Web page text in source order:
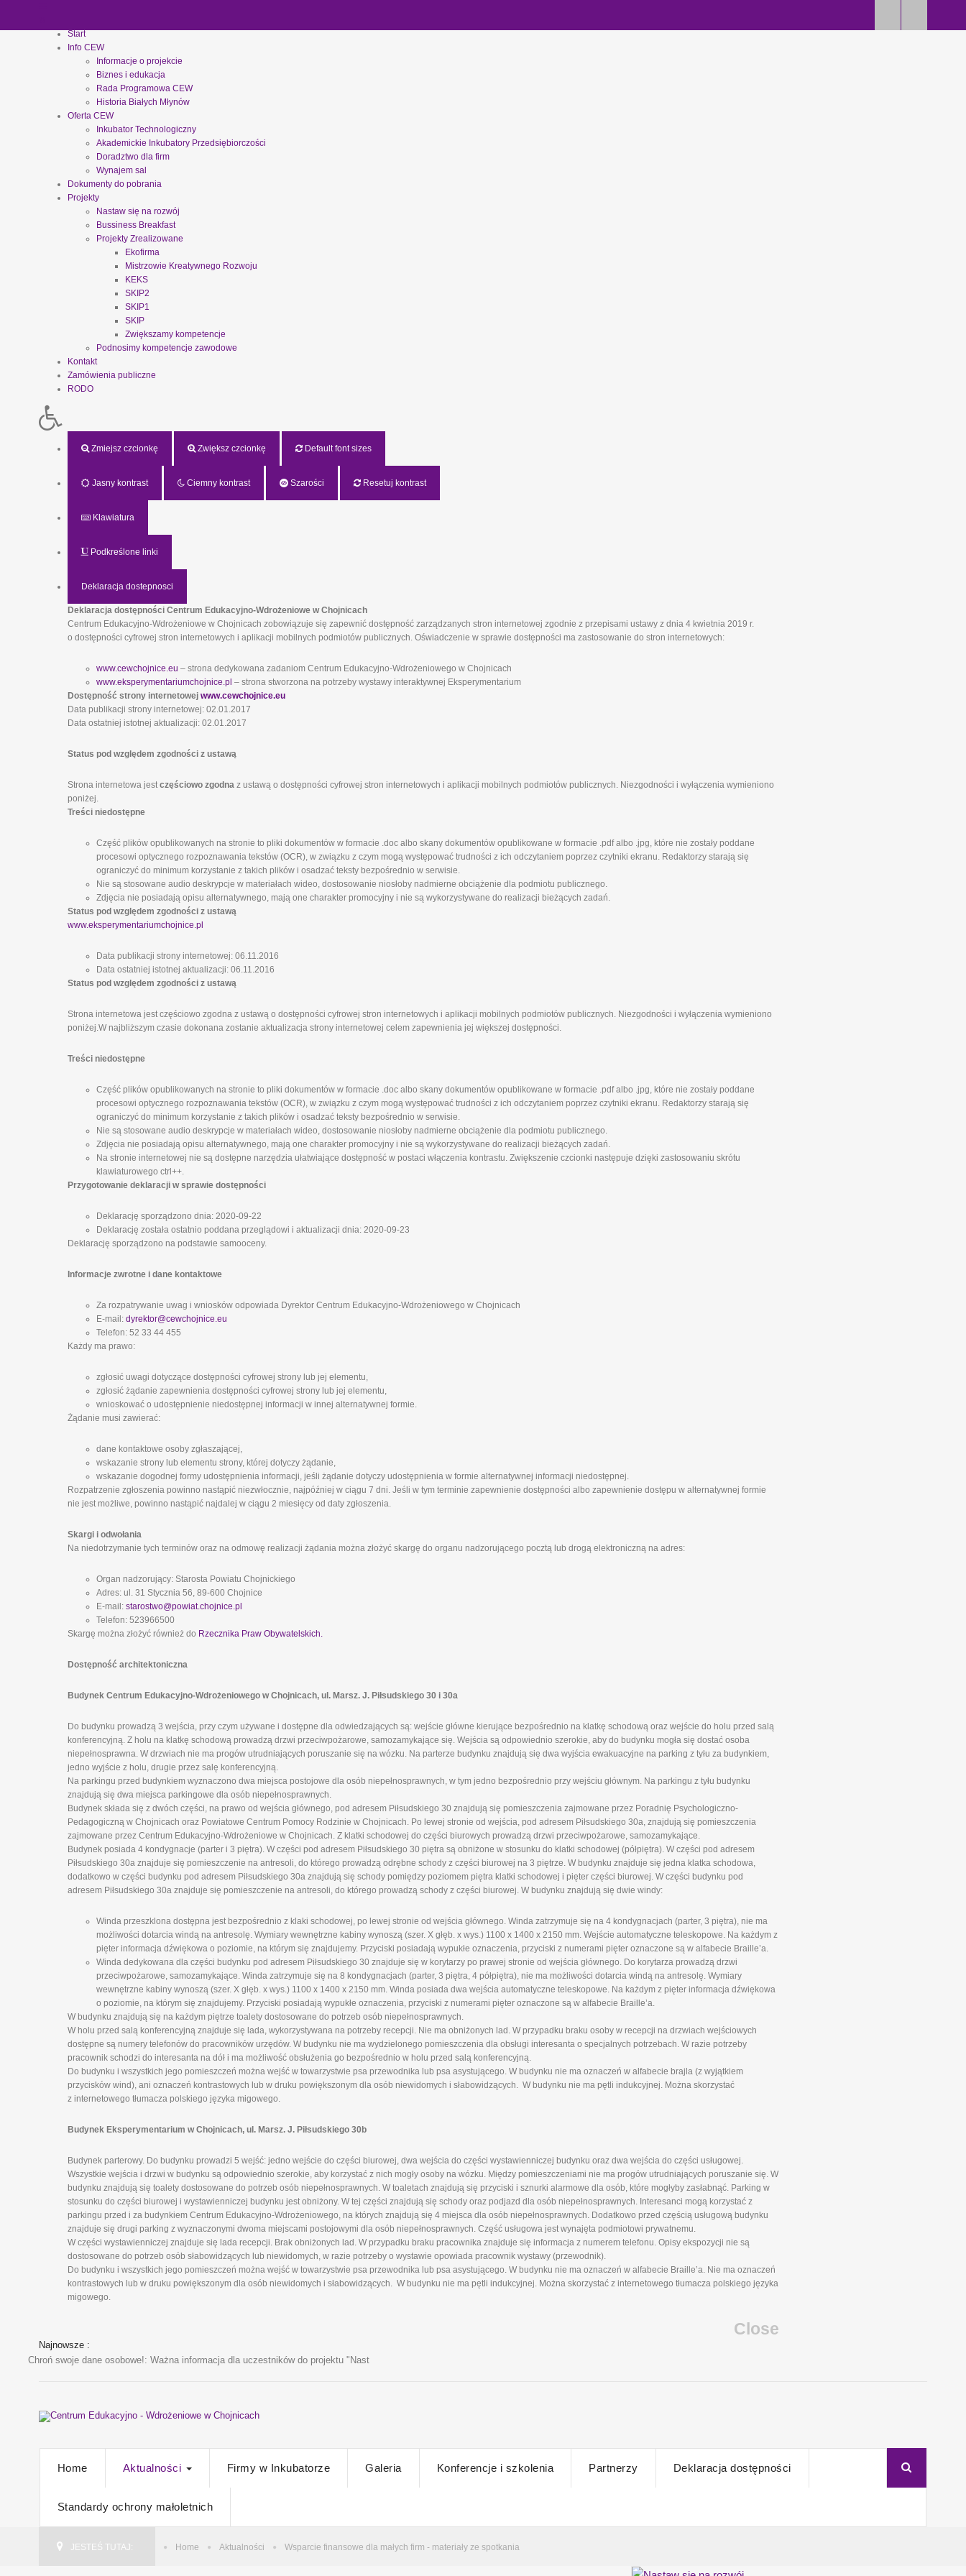
Start
Info CEW
Informacje o projekcie
Biznes i edukacja
Rada Programowa CEW
Historia Białych Młynów
Oferta CEW
Inkubator Technologiczny
Akademickie Inkubatory Przedsiębiorczości
Doradztwo dla firm
Wynajem sal
Dokumenty do pobrania
Projekty
Nastaw się na rozwój
Bussiness Breakfast
Projekty Zrealizowane
Ekofirma
Mistrzowie Kreatywnego Rozwoju
KEKS
SKIP2
SKIP1
SKIP
Zwiększamy kompetencje
Podnosimy kompetencje zawodowe
Kontakt
Zamówienia publiczne
RODO
Zmiejsz czcionkę Zwiększ czcionkę Default font sizes
Jasny kontrast Ciemny kontrast Szarości Resetuj kontrast
Klawiatura
Podkreślone linki
Deklaracja dostepnosci
Deklaracja dostępności Centrum Edukacyjno-Wdrożeniowe w Chojnicach
Centrum Edukacyjno-Wdrożeniowe w Chojnicach zobowiązuje się zapewnić dostępność zarządzanych stron internetowej zgodnie z przepisami ustawy z dnia 4 kwietnia 2019 r.
o dostępności cyfrowej stron internetowych i aplikacji mobilnych podmiotów publicznych. Oświadczenie w sprawie dostępności ma zastosowanie do stron internetowych:
www.cewchojnice.eu – strona dedykowana zadaniom Centrum Edukacyjno-Wdrożeniowego w Chojnicach
www.eksperymentariumchojnice.pl – strona stworzona na potrzeby wystawy interaktywnej Eksperymentarium
Dostępność strony internetowej www.cewchojnice.eu
Data publikacji strony internetowej: 02.01.2017
Data ostatniej istotnej aktualizacji: 02.01.2017
Status pod względem zgodności z ustawą
Strona internetowa jestczęściowo zgodnaz ustawą o dostępności cyfrowej stron internetowych i aplikacji mobilnych podmiotów publicznych. Niezgodności i wyłączenia wymieniono
poniżej.
Treści niedostępne
Część plików opublikowanych na stronie to pliki dokumentów w formacie .doc albo skany dokumentów opublikowane w formacie .pdf albo .jpg, które nie zostały poddane
procesowi optycznego rozpoznawania tekstów (OCR), w związku z czym mogą występować trudności z ich odczytaniem poprzez czytniki ekranu. Redaktorzy starają się
ograniczyć do minimum korzystanie z takich plików i osadzać teksty bezpośrednio w serwisie.
Nie są stosowane audio deskrypcje w materiałach wideo, dostosowanie niosłoby nadmierne obciążenie dla podmiotu publicznego.
Zdjęcia nie posiadają opisu alternatywnego, mają one charakter promocyjny i nie są wykorzystywane do realizacji bieżących zadań.
Status pod względem zgodności z ustawą
www.eksperymentariumchojnice.pl
Data publikacji strony internetowej: 06.11.2016
Data ostatniej istotnej aktualizacji: 06.11.2016
Status pod względem zgodności z ustawą
Strona internetowa jest częściowo zgodna z ustawą o dostępności cyfrowej stron internetowych i aplikacji mobilnych podmiotów publicznych. Niezgodności i wyłączenia wymieniono
poniżej.W najbliższym czasie dokonana zostanie aktualizacja strony internetowej celem zapewnienia jej większej dostępności.
Treści niedostępne
Część plików opublikowanych na stronie to pliki dokumentów w formacie .doc albo skany dokumentów opublikowane w formacie .pdf albo .jpg, które nie zostały poddane
procesowi optycznego rozpoznawania tekstów (OCR), w związku z czym mogą występować trudności z ich odczytaniem poprzez czytniki ekranu. Redaktorzy starają się
ograniczyć do minimum korzystanie z takich plików i osadzać teksty bezpośrednio w serwisie.
Nie są stosowane audio deskrypcje w materiałach wideo, dostosowanie niosłoby nadmierne obciążenie dla podmiotu publicznego.
Zdjęcia nie posiadają opisu alternatywnego, mają one charakter promocyjny i nie są wykorzystywane do realizacji bieżących zadań.
Na stronie internetowej nie są dostępne narzędzia ułatwiające dostępność w postaci włączenia kontrastu. Zwiększenie czcionki następuje dzięki zastosowaniu skrótu
klawiaturowego ctrl++.
Przygotowanie deklaracji w sprawie dostępności
Deklarację sporządzono dnia: 2020-09-22
Deklarację została ostatnio poddana przeglądowi i aktualizacji dnia: 2020-09-23
Deklarację sporządzono na podstawie samooceny.
Informacje zwrotne i dane kontaktowe
Za rozpatrywanie uwag i wniosków odpowiada Dyrektor Centrum Edukacyjno-Wdrożeniowego w Chojnicach
E-mail: dyrektor@cewchojnice.eu
Telefon: 52 33 44 455
Każdy ma prawo:
zgłosić uwagi dotyczące dostępności cyfrowej strony lub jej elementu,
zgłosić żądanie zapewnienia dostępności cyfrowej strony lub jej elementu,
wnioskować o udostępnienie niedostępnej informacji w innej alternatywnej formie.
Żądanie musi zawierać:
dane kontaktowe osoby zgłaszającej,
wskazanie strony lub elementu strony, której dotyczy żądanie,
wskazanie dogodnej formy udostępnienia informacji, jeśli żądanie dotyczy udostępnienia w formie alternatywnej informacji niedostępnej.
Rozpatrzenie zgłoszenia powinno nastąpić niezwłocznie, najpóźniej w ciągu 7 dni. Jeśli w tym terminie zapewnienie dostępności albo zapewnienie dostępu w alternatywnej formie
nie jest możliwe, powinno nastąpić najdalej w ciągu 2 miesięcy od daty zgłoszenia.
Skargi i odwołania
Na niedotrzymanie tych terminów oraz na odmowę realizacji żądania można złożyć skargę do organu nadzorującego pocztą lub drogą elektroniczną na adres:
Organ nadzorujący: Starosta Powiatu Chojnickiego
Adres: ul. 31 Stycznia 56, 89-600 Chojnice
E-mail: starostwo@powiat.chojnice.pl
Telefon: 523966500
Skargę można złożyć również do Rzecznika Praw Obywatelskich.
Dostępność architektoniczna
Budynek Centrum Edukacyjno-Wdrożeniowego w Chojnicach, ul. Marsz. J. Piłsudskiego 30 i 30a
Do budynku prowadzą 3 wejścia, przy czym używane i dostępne dla odwiedzających są: wejście główne kierujące bezpośrednio na klatkę schodową oraz wejście do holu przed salą
konferencyjną. Z holu na klatkę schodową prowadzą drzwi przeciwpożarowe, samozamykające się. Wejścia są odpowiednio szerokie, aby do budynku mogła się dostać osoba
niepełnosprawna. W drzwiach nie ma progów utrudniających poruszanie się na wózku. Na parterze budynku znajdują się dwa wyjścia ewakuacyjne na parking z tyłu za budynkiem,
jedno wyjście z holu, drugie przez salę konferencyjną.
Na parkingu przed budynkiem wyznaczono dwa miejsca postojowe dla osób niepełnosprawnych, w tym jedno bezpośrednio przy wejściu głównym. Na parkingu z tyłu budynku
znajdują się dwa miejsca parkingowe dla osób niepełnosprawnych.
Budynek składa się z dwóch części, na prawo od wejścia głównego, pod adresem Piłsudskiego 30 znajdują się pomieszczenia zajmowane przez Poradnię Psychologiczno-
Pedagogiczną w Chojnicach oraz Powiatowe Centrum Pomocy Rodzinie w Chojnicach. Po lewej stronie od wejścia, pod adresem Piłsudskiego 30a, znajdują się pomieszczenia
zajmowane przez Centrum Edukacyjno-Wdrożeniowe w Chojnicach. Z klatki schodowej do części biurowych prowadzą drzwi przeciwpożarowe, samozamykające.
Budynek posiada 4 kondygnacje (parter i 3 piętra). W części pod adresem Piłsudskiego 30 piętra są obniżone w stosunku do klatki schodowej (półpiętra). W części pod adresem
Piłsudskiego 30a znajduje się pomieszczenie na antresoli, do którego prowadzą odrębne schody z części biurowej na 3 piętrze. W budynku znajduje się jedna klatka schodowa,
dodatkowo w części budynku pod adresem Piłsudskiego 30a znajdują się schody pomiędzy poziomem piętra klatki schodowej i pięter części biurowej. W części budynku pod
adresem Piłsudskiego 30a znajduje się pomieszczenie na antresoli, do którego prowadzą schody z części biurowej. W budynku znajdują się dwie windy:
Winda przeszklona dostępna jest bezpośrednio z klaki schodowej, po lewej stronie od wejścia głównego. Winda zatrzymuje się na 4 kondygnacjach (parter, 3 piętra), nie ma
możliwości dotarcia windą na antresolę. Wymiary wewnętrzne kabiny wynoszą (szer. X głęb. x wys.) 1100 x 1400 x 2150 mm. Wejście automatyczne teleskopowe. Na każdym z
pięter informacja dźwiękowa o poziomie, na którym się znajdujemy. Przyciski posiadają wypukłe oznaczenia, przyciski z numerami pięter oznaczone są w alfabecie Braille’a.
Winda dedykowana dla części budynku pod adresem Piłsudskiego 30 znajduje się w korytarzy po prawej stronie od wejścia głównego. Do korytarza prowadzą drzwi
przeciwpożarowe, samozamykające. Winda zatrzymuje się na 8 kondygnacjach (parter, 3 piętra, 4 półpiętra), nie ma możliwości dotarcia windą na antresolę. Wymiary
wewnętrzne kabiny wynoszą (szer. X głęb. x wys.) 1100 x 1400 x 2150 mm. Winda posiada dwa wejścia automatyczne teleskopowe. Na każdym z pięter informacja dźwiękowa
o poziomie, na którym się znajdujemy. Przyciski posiadają wypukłe oznaczenia, przyciski z numerami pięter oznaczone są w alfabecie Braille’a.
W budynku znajdują się na każdym piętrze toalety dostosowane do potrzeb osób niepełnosprawnych.
W holu przed salą konferencyjną znajduje się lada, wykorzystywana na potrzeby recepcji. Nie ma obniżonych lad. W przypadku braku osoby w recepcji na drzwiach wejściowych
dostępne są numery telefonów do pracowników urzędów. W budynku nie ma wydzielonego pomieszczenia dla obsługi interesanta o specjalnych potrzebach. W razie potrzeby
pracownik schodzi do interesanta na dół i ma możliwość obsłużenia go bezpośrednio w holu przed salą konferencyjną.
Do budynku i wszystkich jego pomieszczeń można wejść w towarzystwie psa przewodnika lub psa asystującego. W budynku nie ma oznaczeń w alfabecie brajla (z wyjątkiem
przycisków wind), ani oznaczeń kontrastowych lub w druku powiększonym dla osób niewidomych i słabowidzących. W budynku nie ma pętli indukcyjnej. Można skorzystać
z internetowego tłumacza polskiego języka migowego.
Budynek Eksperymentarium w Chojnicach, ul. Marsz. J. Piłsudskiego 30b
Budynek parterowy. Do budynku prowadzi 5 wejść: jedno wejście do części biurowej, dwa wejścia do części wystawienniczej budynku oraz dwa wejścia do części usługowej.
Wszystkie wejścia i drzwi w budynku są odpowiednio szerokie, aby korzystać z nich mogły osoby na wózku. Między pomieszczeniami nie ma progów utrudniających poruszanie się. W
budynku znajdują się toalety dostosowane do potrzeb osób niepełnosprawnych. W toaletach znajdują się przyciski i sznurki alarmowe dla osób, które mogłyby zasłabnąć. Parking w
stosunku do części biurowej i wystawienniczej budynku jest obniżony. W tej części znajdują się schody oraz podjazd dla osób niepełnosprawnych. Interesanci mogą korzystać z
parkingu przed i za budynkiem Centrum Edukacyjno-Wdrożeniowego, na których znajdują się 4 miejsca dla osób niepełnosprawnych. Dodatkowo przed częścią usługową budynku
znajduje się drugi parking z wyznaczonymi dwoma miejscami postojowymi dla osób niepełnosprawnych. Część usługowa jest wynajęta podmiotowi prywatnemu.
W części wystawienniczej znajduje się lada recepcji. Brak obniżonych lad. W przypadku braku pracownika znajduje się informacja z numerem telefonu. Opisy ekspozycji nie są
dostosowane do potrzeb osób słabowidzących lub niewidomych, w razie potrzeby o wystawie opowiada pracownik wystawy (przewodnik).
Do budynku i wszystkich jego pomieszczeń można wejść w towarzystwie psa przewodnika lub psa asystującego. W budynku nie ma oznaczeń w alfabecie Braille’a. Nie ma oznaczeń
kontrastowych lub w druku powiększonym dla osób niewidomych i słabowidzących. W budynku nie ma pętli indukcyjnej. Można skorzystać z internetowego tłumacza polskiego języka
migowego.
Close
Najnowsze :
Chroń swoje dane osobowe!: Ważna informacja dla uczestników do projektu "Nast
Home Aktualności Firmy w Inkubatorze Galeria Konferencje i szkolenia Partnerzy Deklaracja dostępności
Standardy ochrony małoletnich
JESTEŚ TUTAJ: Home Aktualności Wsparcie finansowe dla małych firm - materiały ze spotkania